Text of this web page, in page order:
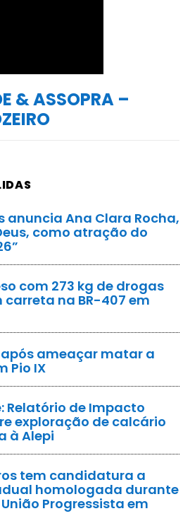
& ASSOPRA –
anuncia Ana Clara Rocha,
como atração do
com 273 kg de drogas
na BR-407 em
ameaçar matar a
Pio IX
Relatório de Impacto
exploração de calcário
à Alepi
tem candidatura a
homologada durante
Progressista em